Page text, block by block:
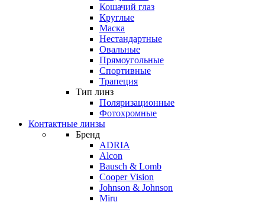
Кошачий глаз
Круглые
Маска
Нестандартные
Овальные
Прямоугольные
Спортивные
Трапеция
Тип линз
Поляризационные
Фотохромные
Контактные линзы
Бренд
ADRIA
Alcon
Bausch & Lomb
Cooper Vision
Johnson & Johnson
Miru